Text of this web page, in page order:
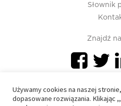
Słownik
Znajdź
Używamy cookies na naszej
dopasowane rozwiązania. Klikając